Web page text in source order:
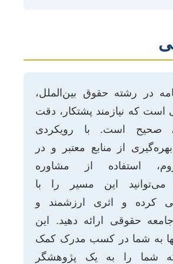
در رشته حقوق بین‌الملل،
که نیازمند پشتکار، دقت
صحیح است. با رویکردی
از منابع معتبر و در
استفاده از مشاوره
این مسیر را با
کرده و اثری ارزشمند و
حقوقی ارائه دهید. این
تنها به شما در کسب مدرک کمک
شما را به یک پژوهشگر